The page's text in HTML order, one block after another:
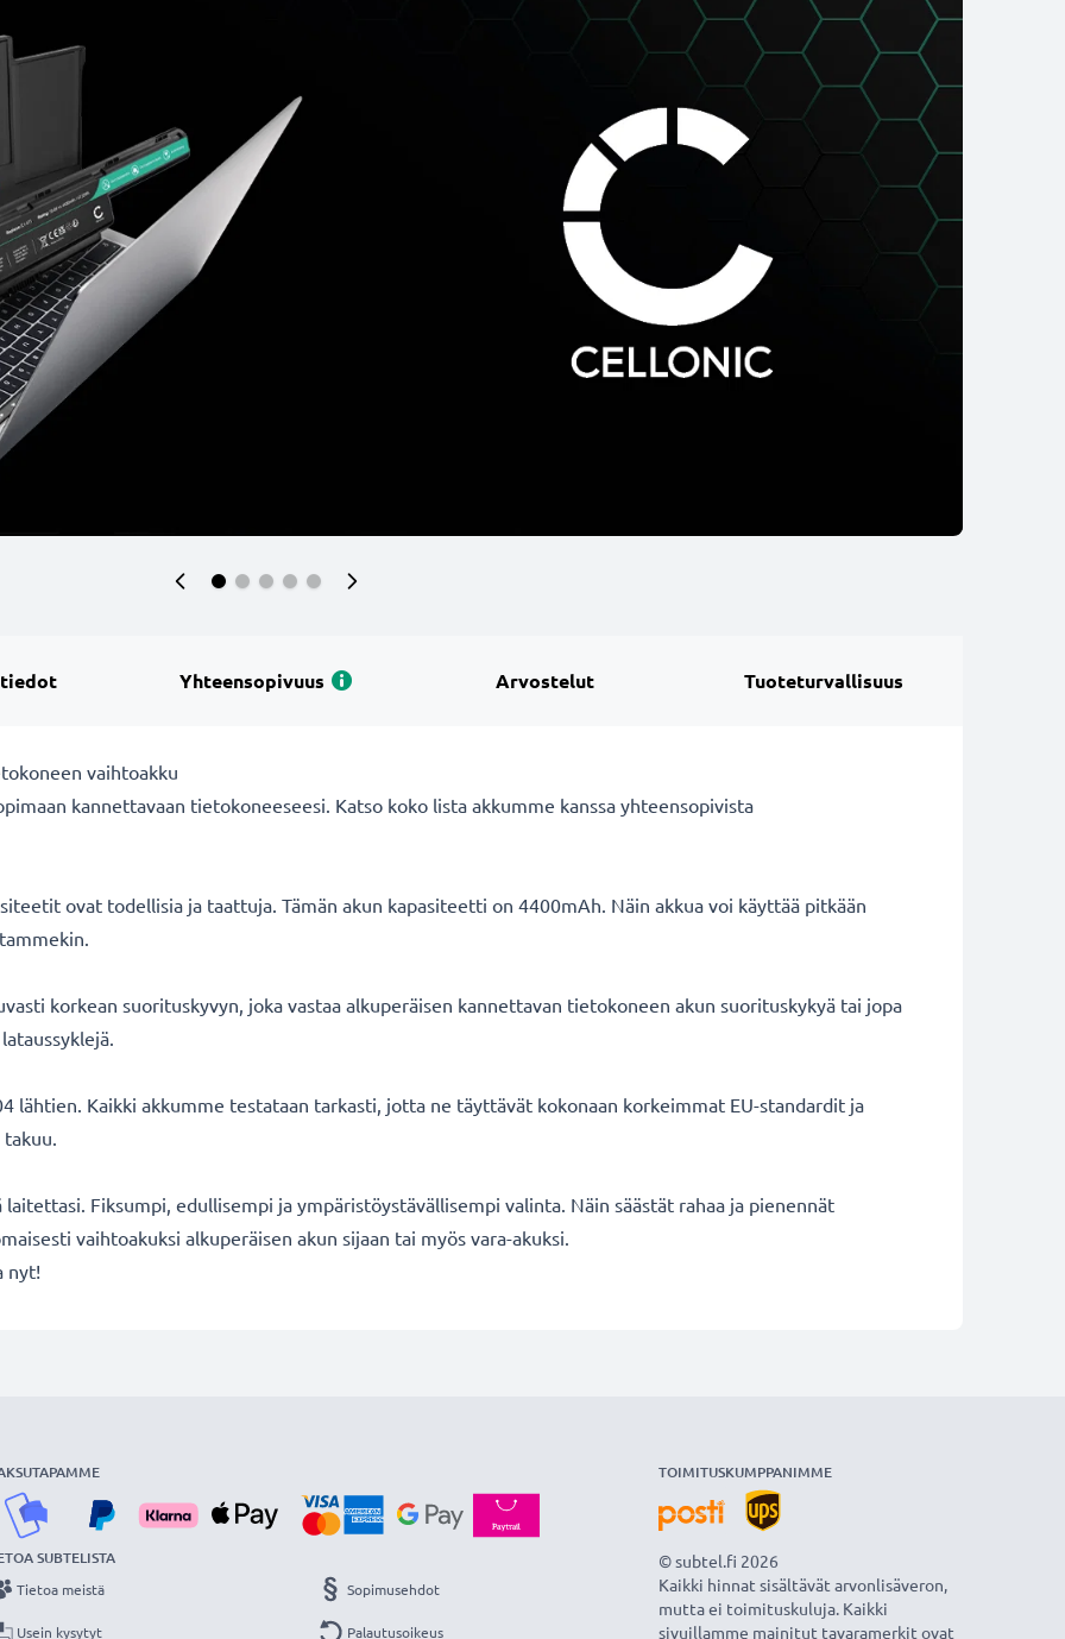
Yhteensopivuus Arvostelut Tuoteturvallisuus
vaihtoakku
kannettavaan tietokoneeseesi. Katso koko lista akkumme kanssa yhteensopivista
ovat todellisia ja taattuja. Tämän akun kapasiteetti on 4400mAh. Näin akkua voi käyttää pitkään
korkean suorituskyvyn, joka vastaa alkuperäisen kannettavan tietokoneen akun suorituskykyä tai jopa
lähtien. Kaikki akkumme testataan tarkasti, jotta ne täyttävät kokonaan korkeimmat EU-standardit ja
laitettasi. Fiksumpi, edullisempi ja ympäristöystävällisempi valinta. Näin säästät rahaa ja pienennät
vaihtoakuksi alkuperäisen akun sijaan tai myös vara-akuksi.
nyt!
SUBTELISTA
Tietoa meistä
Usein kysytyt
Sopimusehdot
Palautusoikeus
TOIMITUSKUMPPANIMME
© subtel.fi 2026
Kaikki hinnat sisältävät arvonlisäveron,
mutta ei toimituskuluja. Kaikki
sivuillamme mainitut tavaramerkit ovat